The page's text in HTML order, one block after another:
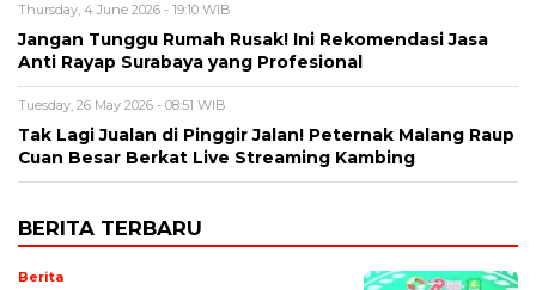
Thursday, 4 June 2026 - 19:10 WIB
Jangan Tunggu Rumah Rusak! Ini Rekomendasi Jasa
Anti Rayap Surabaya yang Profesional
Tuesday, 26 May 2026 - 08:51 WIB
Tak Lagi Jualan di Pinggir Jalan! Peternak Malang Raup
Cuan Besar Berkat Live Streaming Kambing
BERITA TERBARU
Berita